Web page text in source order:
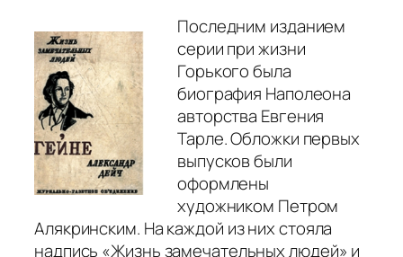
Последним изданием
серии при жизни
Горького была
биография Наполеона
авторства Евгения
Тарле. Обложки первых
выпусков были
оформлены
художником Петром
Алякринским. На каждой из них стояла
надпись «Жизнь замечательных людей» и